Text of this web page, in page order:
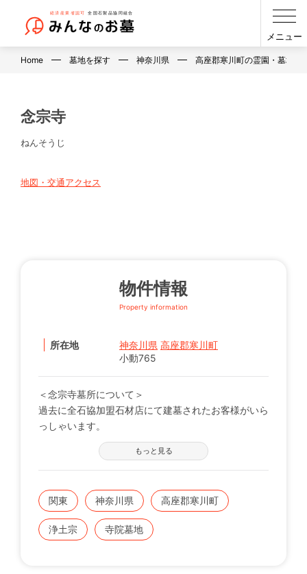
メニュー
Home 墓地を探す 神奈川県 高座郡寒川町の霊園・墓地・
念宗寺
ねんそうじ
地図・交通アクセス
物件情報
Property information
所在地 神奈川県 高座郡寒川町
小動765
＜念宗寺墓所について＞
過去に全石協加盟石材店にて建墓されたお客様がいら
っしゃいます。
※現在の区画状況につきましては、電話番号【0120-
12-1440】までお問い合わせください。
もっと見る
関東 神奈川県 高座郡寒川町
浄土宗 寺院墓地